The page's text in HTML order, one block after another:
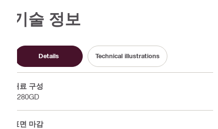
기술 정보
Details Technical illustrations
재료 구성
S280GD
표면 마감